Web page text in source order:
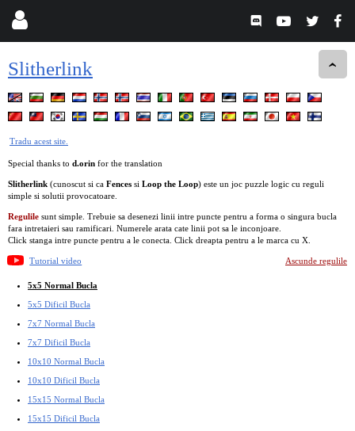
Slitherlink
Tradu acest site.
Special thanks to d.orin for the translation
Slitherlink (cunoscut si ca Fences si Loop the Loop) este un joc puzzle logic cu reguli
simple si solutii provocatoare.
Regulile sunt simple. Trebuie sa desenezi linii intre puncte pentru a forma o singura bucla
fara intretaieri sau ramificari. Numerele arata cate linii pot sa le inconjoare.
Click stanga intre puncte pentru a le conecta. Click dreapta pentru a le marca cu X.
Tutorial video Ascunde regulile
5x5 Normal Bucla
5x5 Dificil Bucla
7x7 Normal Bucla
7x7 Dificil Bucla
10x10 Normal Bucla
10x10 Dificil Bucla
15x15 Normal Bucla
15x15 Dificil Bucla